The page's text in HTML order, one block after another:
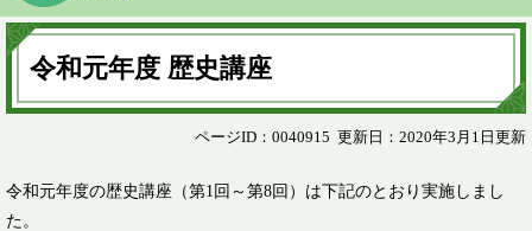
本
文
令和元年度 歴史講座
ページID：0040915 更新日：2020年3月1日更新
令和元年度の歴史講座（第1回～第8回）は下記のとおり実施しまし
た。